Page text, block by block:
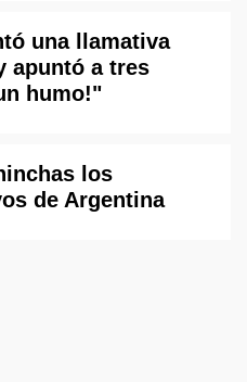
una llamativa
apuntó a tres
humo!"
los
de Argentina